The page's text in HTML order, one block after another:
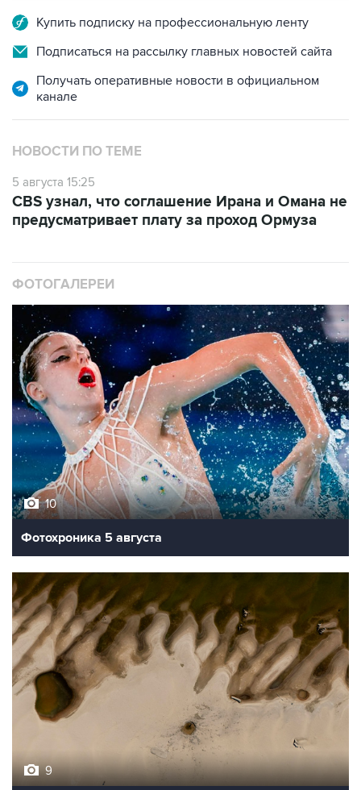
Купить подписку на профессиональную ленту
Подписаться на рассылку главных новостей сайта
Получать оперативные новости в официальном
канале
НОВОСТИ ПО ТЕМЕ
5 августа 15:25
CBS узнал, что соглашение Ирана и Омана не
предусматривает плату за проход Ормуза
ФОТОГАЛЕРЕИ
10
Фотохроника 5 августа
9